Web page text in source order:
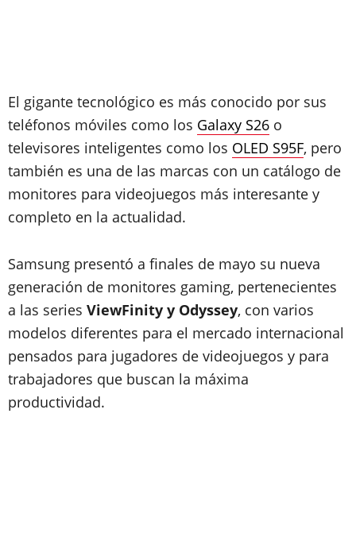
El gigante tecnológico es más conocido por sus
teléfonos móviles como los Galaxy S26 o
televisores inteligentes como los OLED S95F, pero
también es una de las marcas con un catálogo de
monitores para videojuegos más interesante y
completo en la actualidad.
Samsung presentó a finales de mayo su nueva
generación de monitores gaming, pertenecientes
a las series ViewFinity y Odyssey, con varios
modelos diferentes para el mercado internacional
pensados para jugadores de videojuegos y para
trabajadores que buscan la máxima
productividad.